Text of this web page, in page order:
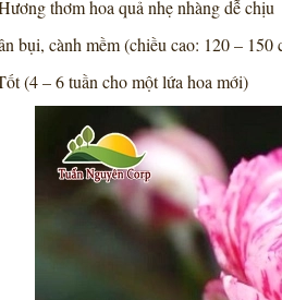
thơm hoa quả nhẹ nhàng dễ chịu
bụi, cành mềm (chiều cao: 120 – 150
(4 – 6 tuần cho một lứa hoa mới)